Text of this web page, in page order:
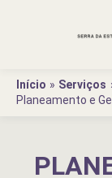
Início
Serviços
Planeamento e